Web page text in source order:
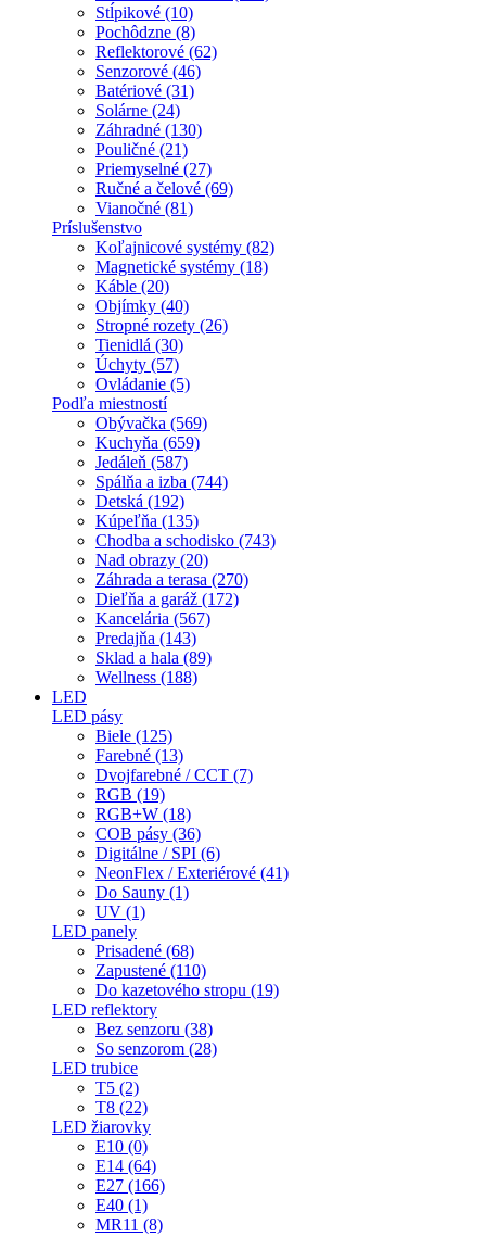
Stĺpikové (10)
Pochôdzne (8)
Reflektorové (62)
Senzorové (46)
Batériové (31)
Solárne (24)
Záhradné (130)
Pouličné (21)
Priemyselné (27)
Ručné a čelové (69)
Vianočné (81)
Príslušenstvo
Koľajnicové systémy (82)
Magnetické systémy (18)
Káble (20)
Objímky (40)
Stropné rozety (26)
Tienidlá (30)
Úchyty (57)
Ovládanie (5)
Podľa miestností
Obývačka (569)
Kuchyňa (659)
Jedáleň (587)
Spálňa a izba (744)
Detská (192)
Kúpeľňa (135)
Chodba a schodisko (743)
Nad obrazy (20)
Záhrada a terasa (270)
Dieľňa a garáž (172)
Kancelária (567)
Predajňa (143)
Sklad a hala (89)
Wellness (188)
LED
LED pásy
Biele (125)
Farebné (13)
Dvojfarebné / CCT (7)
RGB (19)
RGB+W (18)
COB pásy (36)
Digitálne / SPI (6)
NeonFlex / Exteriérové (41)
Do Sauny (1)
UV (1)
LED panely
Prisadené (68)
Zapustené (110)
Do kazetového stropu (19)
LED reflektory
Bez senzoru (38)
So senzorom (28)
LED trubice
T5 (2)
T8 (22)
LED žiarovky
E10 (0)
E14 (64)
E27 (166)
E40 (1)
MR11 (8)